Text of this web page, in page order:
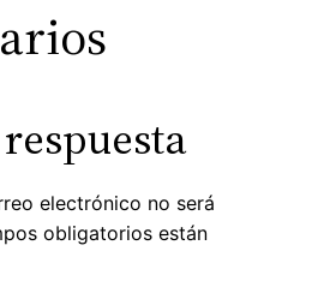
electrónico no será
obligatorios están